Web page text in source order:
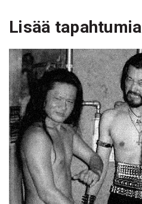
Lisää tapahtumia